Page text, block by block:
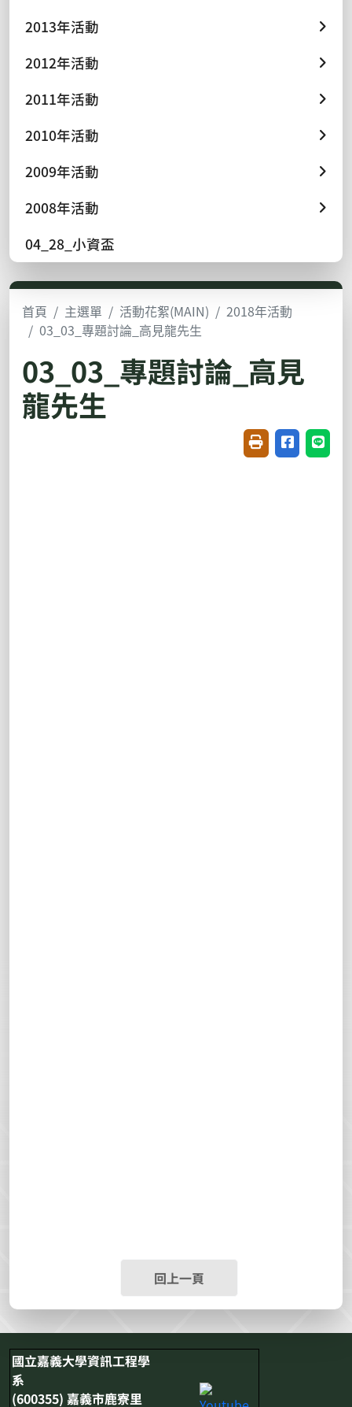
2013年活動
2012年活動
2011年活動
2010年活動
2009年活動
2008年活動
04_28_小資盃
首頁 主選單 活動花絮(MAIN)
2018年活動
03_03_專題討論_高見龍先生
03_03_專題討論_高見
龍先生
友善列印(開新視
分享至臉書
分享
回上一頁
國立嘉義大學資訊工程學
系
(600355) 嘉義市鹿寮里